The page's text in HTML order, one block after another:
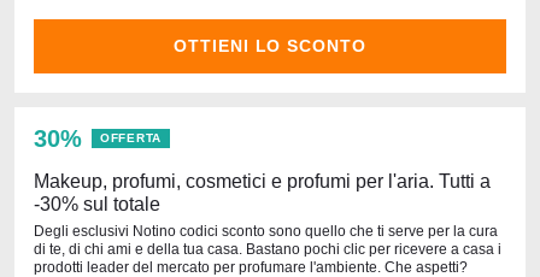
OTTIENI LO SCONTO
30% OFFERTA
Makeup, profumi, cosmetici e profumi per l'aria. Tutti a
-30% sul totale
Degli esclusivi Notino codici sconto sono quello che ti serve per la cura
di te, di chi ami e della tua casa. Bastano pochi clic per ricevere a casa i
prodotti leader del mercato per profumare l'ambiente. Che aspetti?